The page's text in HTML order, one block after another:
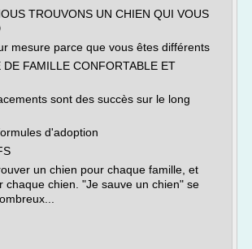
TROUVONS UN CHIEN QUI VOUS
mesure parce que vous êtes différents
DE FAMILLE CONFORTABLE ET
sont des succès sur le long
d'adoption
un chien pour chaque famille, et
chaque chien. "Je sauve un chien" se